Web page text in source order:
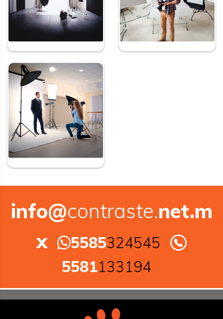
info@contraste.net.m
x
5585324545
5581133194